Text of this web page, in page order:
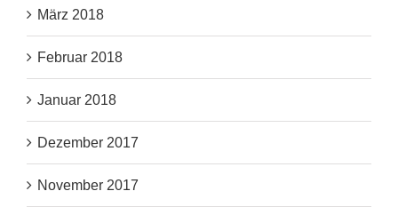
März 2018
Februar 2018
Januar 2018
Dezember 2017
November 2017